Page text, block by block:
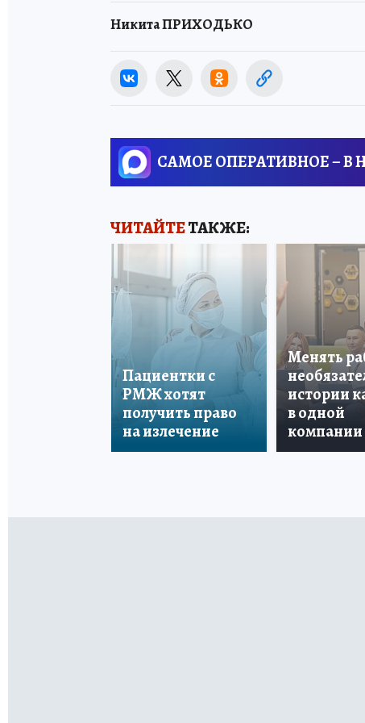
Никита ПРИХОДЬКО
САМОЕ ОПЕРАТИВНОЕ – В
ЧИТАЙТЕТАКЖЕ:
Пациентки с
РМЖ хотят
получить право
на излечение
Менять
истории
в одной
компании